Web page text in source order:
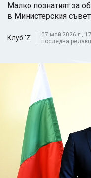
Малко познатият за
в Министерския
Клуб 'Z'
07 май 2026 г.,
последна